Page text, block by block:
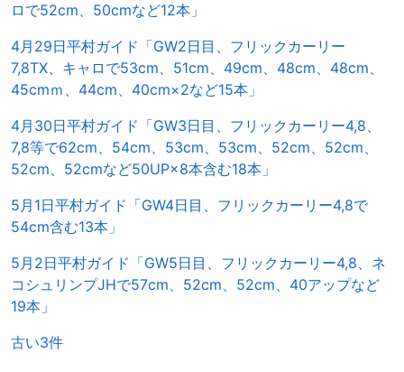
ロで52cm、50cmなど12本」
4月29日平村ガイド「GW2日目、フリックカーリー
7,8TX、キャロで53cm、51cm、49cm、48cm、48cm、
45cmｍ、44cm、40cm×2など15本」
4月30日平村ガイド「GW3日目、フリックカーリー4,8、
7,8等で62cm、54cm、53cm、53cm、52cm、52cm、
52cm、52cmなど50UP×8本含む18本」
5月1日平村ガイド「GW4日目、フリックカーリー4,8で
54cm含む13本」
5月2日平村ガイド「GW5日目、フリックカーリー4,8、ネ
コシュリンプJHで57cm、52cm、52cm、40アップなど
19本」
古い3件